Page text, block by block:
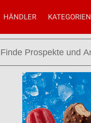
HÄNDLER KATEGORIEN